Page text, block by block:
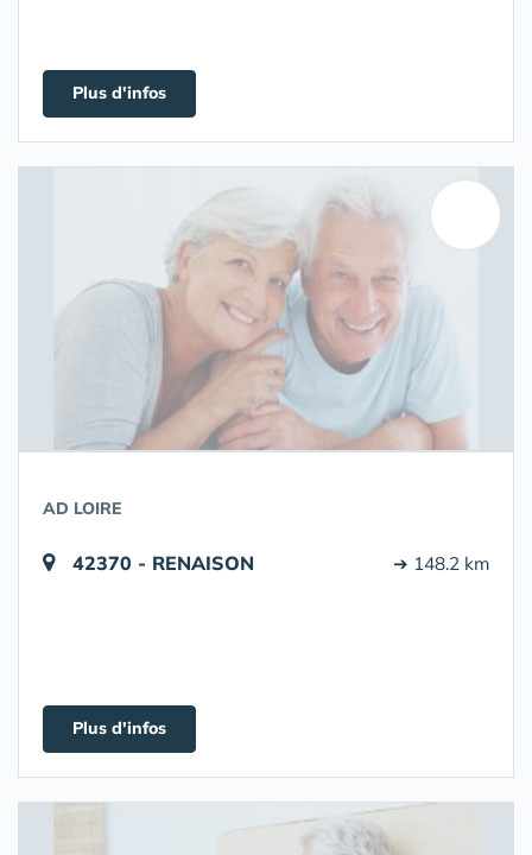
Plus d'infos
AD LOIRE
42370 - RENAISON ➔ 148.2 km
Plus d'infos